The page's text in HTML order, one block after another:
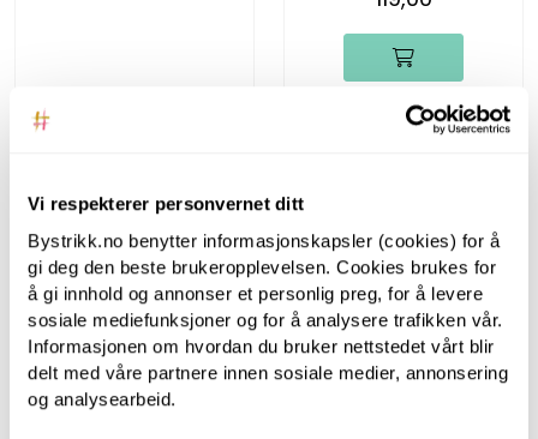
Vi respekterer personvernet ditt
Bystrikk.no benytter informasjonskapsler (cookies) for å
gi deg den beste brukeropplevelsen. Cookies brukes for
å gi innhold og annonser et personlig preg, for å levere
sosiale mediefunksjoner og for å analysere trafikken vår.
Informasjonen om hvordan du bruker nettstedet vårt blir
delt med våre partnere innen sosiale medier, annonsering
og analysearbeid.
Bystrikk